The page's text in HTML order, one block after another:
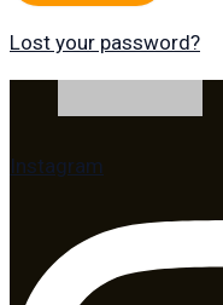
Lost your password?
Instagram